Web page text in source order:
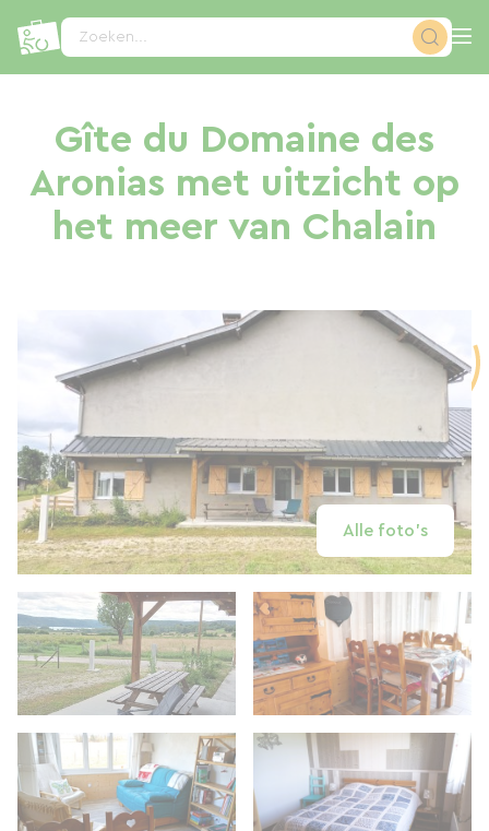
Zoeken...
Gîte du Domaine des
Aronias met uitzicht op
het meer van Chalain
Alle foto's
Cookies beheer paneel